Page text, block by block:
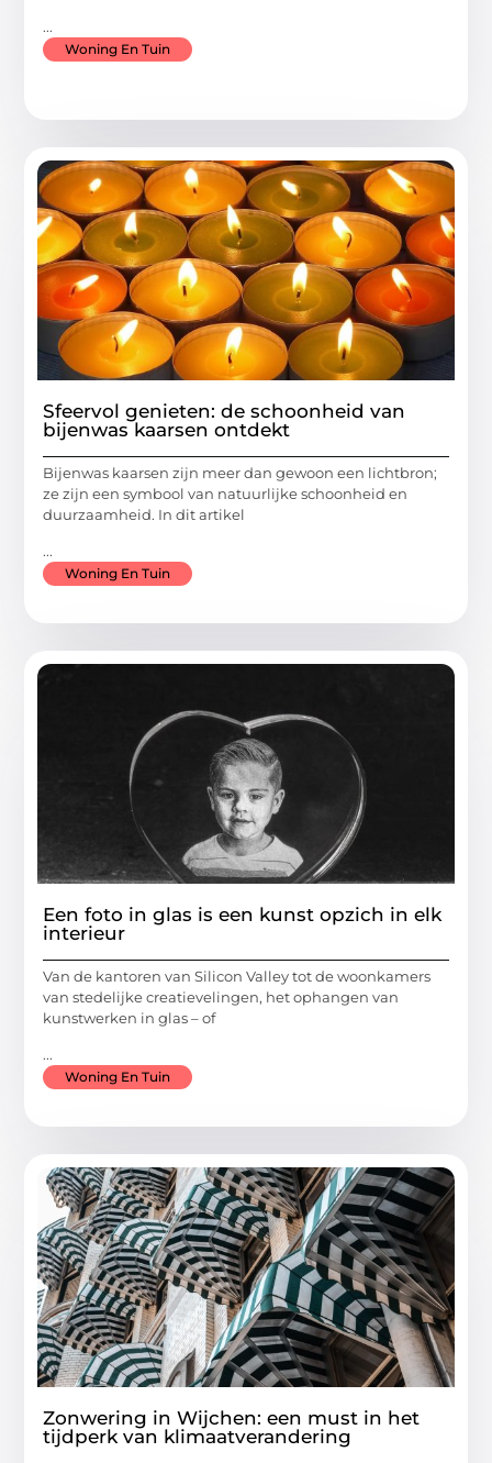
...
Woning En Tuin
Sfeervol genieten: de schoonheid van
bijenwas kaarsen ontdekt
Bijenwas kaarsen zijn meer dan gewoon een lichtbron;
ze zijn een symbool van natuurlijke schoonheid en
duurzaamheid. In dit artikel
...
Woning En Tuin
Een foto in glas is een kunst opzich in elk
interieur
Van de kantoren van Silicon Valley tot de woonkamers
van stedelijke creatievelingen, het ophangen van
kunstwerken in glas – of
...
Woning En Tuin
Zonwering in Wijchen: een must in het
tijdperk van klimaatverandering